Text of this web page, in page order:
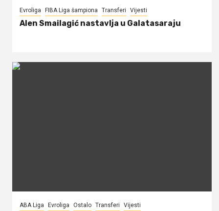
Evroliga FIBA Liga šampiona Transferi Vijesti
Alen Smailagić nastavlja u Galatasaraju
ABA Liga Evroliga Ostalo Transferi Vijesti